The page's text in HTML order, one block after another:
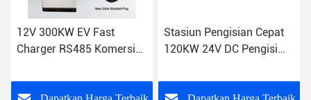
Stasiun Pengisian Cepat
120KW 24V DC Pengisi
Chargepoint DC
300 Kilowatt Stasiun
Pengisian Cepat Listrik
Mobil Listrik Komersial